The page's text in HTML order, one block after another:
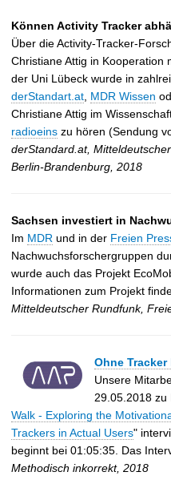
Können Activity Tracker
Über die Activity-Tracker-
Christiane Attig in Kooperation
der Uni Lübeck wurde in
derStandart.at, MDR Wissen
Christiane Attig im
radioeins zu hören (Sendung
derStandard.at,
Berlin-Brandenburg, 2018
Sachsen investiert in
Im MDR und in der Freien
Nachwuchsforschergruppen
wurde auch das Projekt
Informationen zum Projekt
Mitteldeutscher Rundfunk,
Ohne
Unsere
29.05.2018 zu
Walk - Exploring the
Trackers in Actual Users"
beginnt bei 01:05:35. Das
Methodisch inkorrekt, 2018